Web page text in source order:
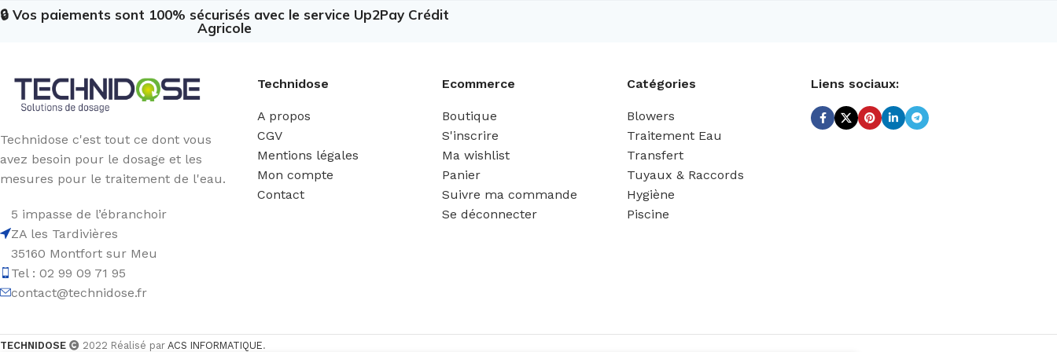
🔒 Vos paiements sont 100% sécurisés avec le service Up2Pay Crédit
Agricole
Technidose c'est tout ce dont vous
avez besoin pour le dosage et les
mesures pour le traitement de l'eau.
5 impasse de l’ébranchoir
ZA les Tardivières
35160 Montfort sur Meu
Tel : 02 99 09 71 95
contact@technidose.fr
Technidose
A propos
CGV
Mentions légales
Mon compte
Contact
Ecommerce
Boutique
S'inscrire
Ma wishlist
Panier
Suivre ma commande
Se déconnecter
Catégories
Blowers
Traitement Eau
Transfert
Tuyaux & Raccords
Hygiène
Piscine
Liens sociaux:
TECHNIDOSE 2022 Réalisé par ACS INFORMATIQUE.